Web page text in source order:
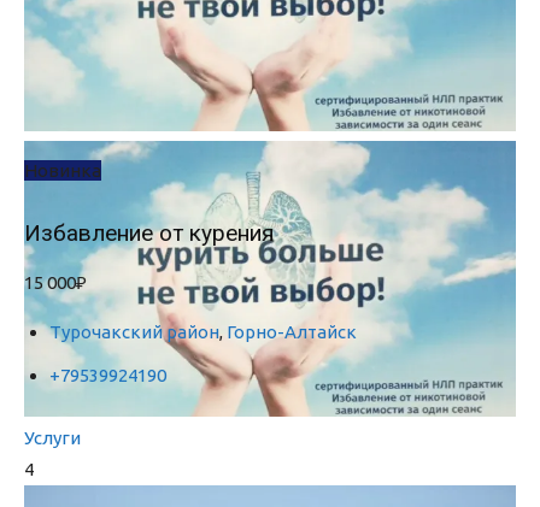
Новинка
Избавление от курения
15 000₽
Турочакский район, Горно-Алтайск
+79539924190
Услуги
4